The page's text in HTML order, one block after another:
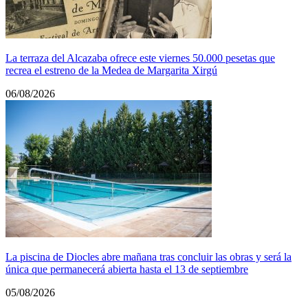
La terraza del Alcazaba ofrece este viernes 50.000 pesetas que
recrea el estreno de la Medea de Margarita Xirgú
06/08/2026
La piscina de Diocles abre mañana tras concluir las obras y será la
única que permanecerá abierta hasta el 13 de septiembre
05/08/2026